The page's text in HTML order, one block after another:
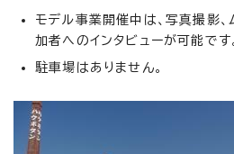
モデル事業開催中は、写真撮影
加者へのインタビューが可能です
駐車場はありません。